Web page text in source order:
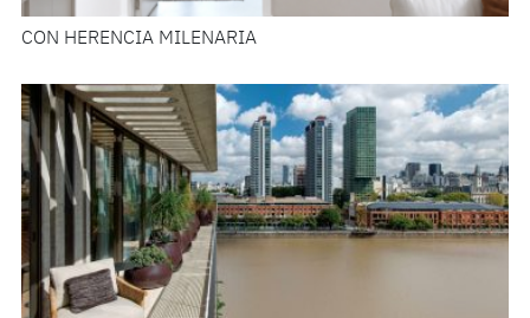
CON HERENCIA MILENARIA